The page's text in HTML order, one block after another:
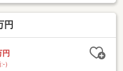
子様のいるご家庭にも安心
としたお出かけにも便
でお気軽にお問い合わせ
校…徒歩約5分・穂積中学
歩約23分・瑞穂市みずほバ
トップ瑞穂宝江店…徒歩約
円
円
）